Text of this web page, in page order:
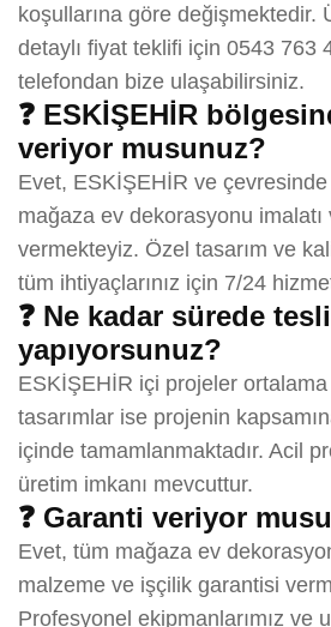
koşullarına göre değişmektedir.
detaylı fiyat teklifi için 0543 763
telefondan bize ulaşabilirsiniz.
❓ ESKİŞEHİR
veriyor musunuz?
Evet, ESKİŞEHİR ve
mağaza ev dekorasyonu imalatı
vermekteyiz. Özel tasarım ve
tüm ihtiyaçlarınız için 7/24
❓ Ne kadar sürede
yapıyorsunuz?
ESKİŞEHİR içi projeler
tasarımlar ise projenin
içinde tamamlanmaktadır. Acil
üretim imkanı mevcuttur.
❓ Garanti veriyor
Evet, tüm mağaza ev
malzeme ve işçilik garantisi
Profesyonel ekipmanlarımız ve